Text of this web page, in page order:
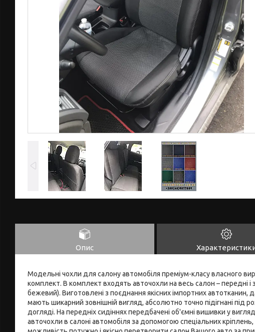
Опис
Модельні чохли для салону автомобіля преміум-класу власного
комплект. В комплект входять авточохли на весь салон – передні і
бежевий). Виготовлені з поєднання якісних імпортних автотканин,
мають шикарний зовнішній вигляд, абсолютно точно підігнані під
догляді. На передніх сидіннях передбачені об'ємні вишивки у
авточохли в салоні автомобіля за допомогою спеціальних